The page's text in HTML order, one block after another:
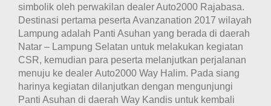
simbolik oleh perwakilan dealer Auto2000 Rajabasa.
Destinasi pertama peserta Avanzanation 2017 wilayah
Lampung adalah Panti Asuhan yang berada di daerah
Natar – Lampung Selatan untuk melakukan kegiatan
CSR, kemudian para peserta melanjutkan perjalanan
menuju ke dealer Auto2000 Way Halim. Pada siang
harinya kegiatan dilanjutkan dengan mengunjungi
Panti Asuhan di daerah Way Kandis untuk kembali